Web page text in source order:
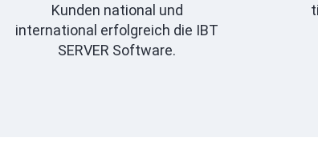
Kunden national und
international erfolgreich die IBT
SERVER Software.